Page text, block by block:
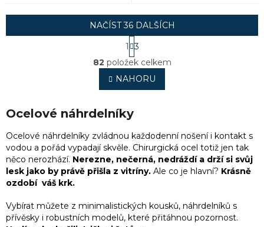
O
v
l
á
a
í
p
r
v
v
ý
NAČÍST 36 DALŠÍCH
S
t
r
á
n
k
v
á
n
í
1
3
82 položek celkem
NAHORU
Ocelové náhrdelníky
Ocelové náhrdelníky zvládnou každodenní nošení i kontakt s
vodou a pořád vypadají skvěle. Chirurgická ocel totiž jen tak
něco nerozhází. Nerezne, nečerná, nedráždí a drží si svůj
lesk jako by právě přišla z vitríny. Ale co je hlavní? Krásně
ozdobí váš krk.
Vybírat můžete z minimalistických kousků, náhrdelníků s
přívěsky i robustních modelů, které přitáhnou pozornost.